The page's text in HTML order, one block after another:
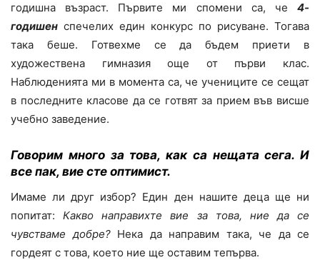
годишна възраст. Първите ми спомени са, че 4-
годишен спечелих един конкурс по рисуване. Тогава
така беше. Готвехме се да бъдем приети в
художествена гимназия още от първи клас.
Наблюденията ми в момента са, че учениците се сещат
в последните класове да се готвят за прием във висше
учебно заведение.
Говорим много за това, как са нещата сега. И
все пак, вие сте оптимист.
Имаме ли друг избор? Един ден нашите деца ще ни
попитат:Какво направихте вие за това, ние да се
чувстваме добре?Нека да направим така, че да се
гордеят с това, което ние ще оставим тепърва.